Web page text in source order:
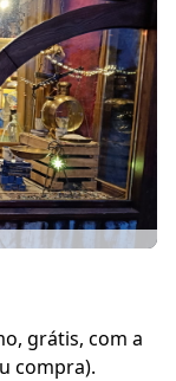
grátis, com a
compra).